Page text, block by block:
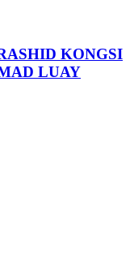
KONGSI
LUAY